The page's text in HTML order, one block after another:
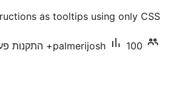
as tooltips using only CSS.
palmerijosh 100+ התקנות פעילות